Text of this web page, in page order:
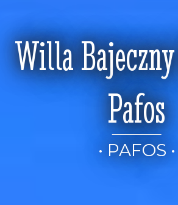
Willa
Pafos
• PAFOS •